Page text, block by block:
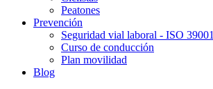
Peatones
Prevención
Seguridad vial laboral - ISO 39001
Curso de conducción
Plan movilidad
Blog